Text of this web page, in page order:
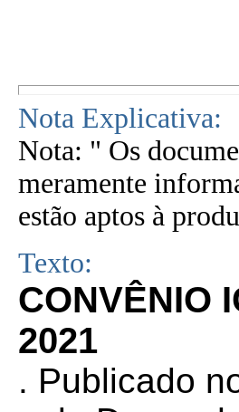
Nota Explicativa:
Nota: " Os
meramente
estão aptos à
Texto:
CONVÊNIO
2021
. Publicado